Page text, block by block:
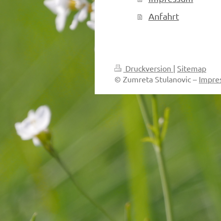
Anfahrt
Druckversion | Sitemap
© Zumreta Stulanovic –